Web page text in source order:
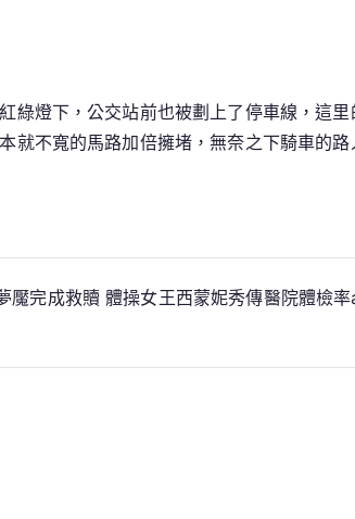
綠燈下，公交站前也被劃上了停車線，這
就不寬的馬路加倍擁堵，無奈之下騎車的路
魘完成救贖 體操女王西蒙妮秀傳醫院體檢